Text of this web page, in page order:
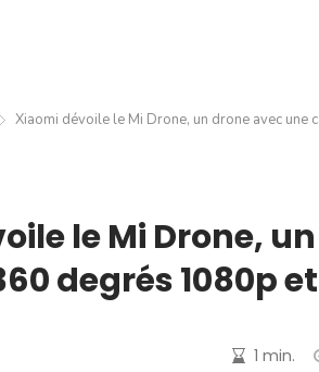
Xiaomi dévoile le Mi Drone, un drone avec une
le Mi Drone,
degrés 1080p
1 min.